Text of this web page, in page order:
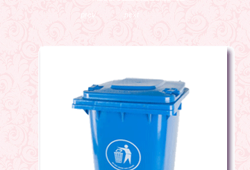
prev next